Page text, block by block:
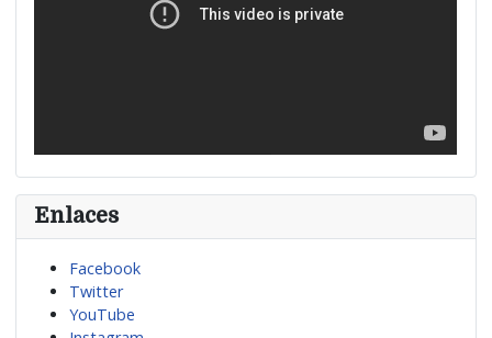
Enlaces
Facebook
Twitter
YouTube